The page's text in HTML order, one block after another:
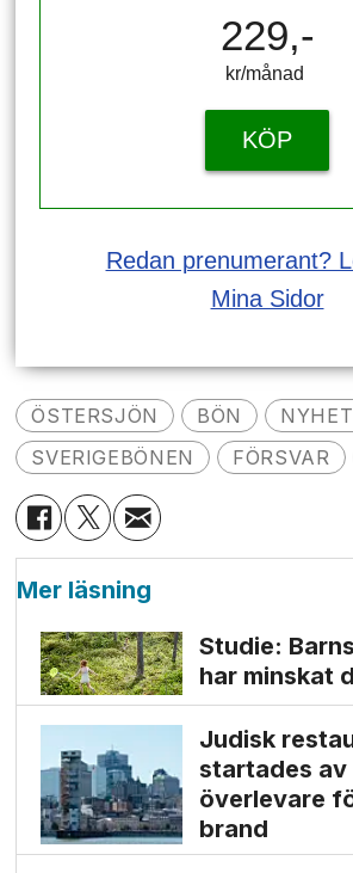
229,-
kr/månad ​​​​​​
KÖP
Redan prenumerant?
Mina Sidor
ÖSTERSJÖN BÖN
SVERIGEBÖNEN
FÖRSVAR
Mer läsning
Studie:
har minskat
Judisk
startades
överlevare
brand